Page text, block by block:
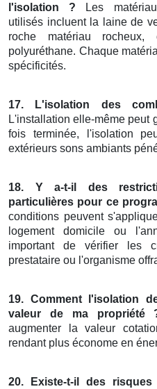
l'isolation ? Les
utilisés incluent la laine de
roche matériau
polyuréthane. Chaque
spécificités.
17. L'isolation des
L'installation elle-même peut
fois terminée, l'isolation
extérieurs sons ambiants
18. Y a-t-il des
particulières pour ce
conditions peuvent
logement domicile ou
important de vérifier les
prestataire ou l'organisme
19. Comment l'isolation
valeur de ma propriété
augmenter la valeur
rendant plus économe en
20. Existe-t-il des